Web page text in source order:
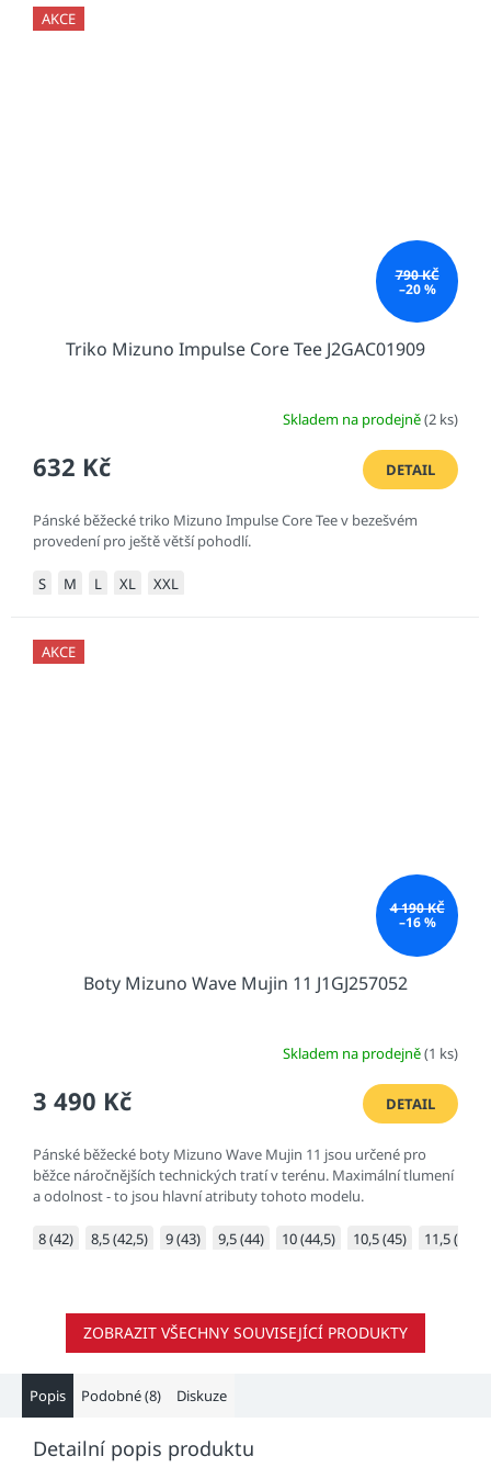
AKCE
790 KČ
–20 %
Triko Mizuno Impulse Core Tee J2GAC01909
Skladem na prodejně(2 ks)
632 Kč DETAIL
Pánské běžecké triko Mizuno Impulse Core Tee v bezešvém
provedení pro ještě větší pohodlí.
S M L XL XXL
AKCE
4 190 KČ
–16 %
Boty Mizuno Wave Mujin 11 J1GJ257052
Skladem na prodejně(1 ks)
3 490 Kč DETAIL
Pánské běžecké boty Mizuno Wave Mujin 11 jsou určené pro
běžce náročnějších technických tratí v terénu. Maximální tlumení
a odolnost - to jsou hlavní atributy tohoto modelu.
8 (42) 8,5 (42,5) 9 (43) 9,5 (44) 10 (44,5) 10,5 (45) 11,5 (46,5)
ZOBRAZIT VŠECHNY SOUVISEJÍCÍ PRODUKTY
Popis Podobné (8) Diskuze
Detailní popis produktu